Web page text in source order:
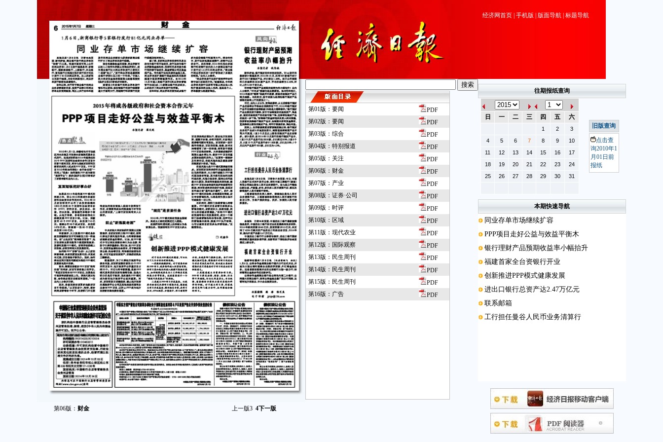
第06版： 财金 上一版3 4下一版
经济网首页 手机版 版面导航 标题导航
第01版：要闻
PDF
第02版：要闻
PDF
第03版：综合
PDF
第04版：特别报道
PDF
第05版：关注
PDF
第06版：财金
PDF
第07版：产业
PDF
第08版：证券·公司
PDF
第09版：时评
PDF
第10版：区域
PDF
第11版：现代农业
PDF
第12版：国际观察
PDF
第13版：民生周刊
PDF
第14版：民生周刊
PDF
第15版：民生周刊
PDF
第16版：广告
PDF
往期报纸查询
日 一 二 三 四 五 六
1 2
3
4
5 6 7 8 9
10
11
12 13 14 15 16
17
18
19 20 21 22 23
24
25
26 27 28 29 30 31
旧版查询
点击查
询2010年1
月01日前
报纸
本期快速导航
同业存单市场继续扩容
PPP项目走好公益与效益平衡木
银行理财产品预期收益率小幅抬升
福建首家全台资银行开业
创新推进PPP模式健康发展
进出口银行总资产达2.47万亿元
联系邮箱
工行担任曼谷人民币业务清算行